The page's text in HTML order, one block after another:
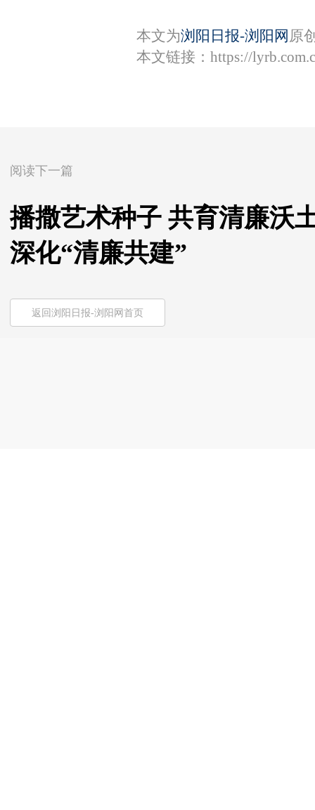
本文为浏阳日报-浏阳网 原
本文链接： https://
阅读下一篇
播撒艺术种子 共育清廉
深化“清廉共建”
返回浏阳日报-浏阳网首页